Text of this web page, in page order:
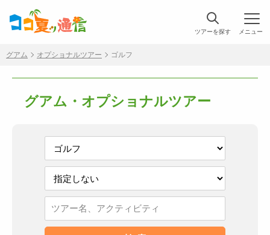
ツアーを探す
グアム オプショナルツアー ゴルフ
グアム・オプショナルツアー
メニュー